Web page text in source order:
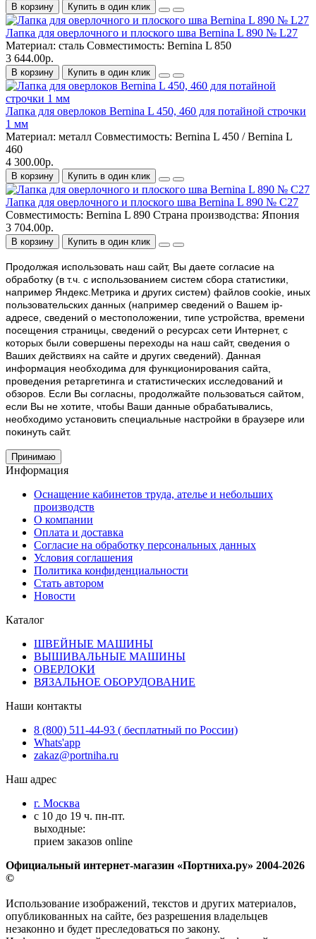
В корзину Купить в один клик
Лапка для оверлочного и плоского шва Bernina L 890 № L27
Материал: сталь Совместимость: Bernina L 850
3 644.00р.
В корзину Купить в один клик
Лапка для оверлоков Bernina L 450, 460 для потайной строчки
1 мм
Материал: металл Совместимость: Bernina L 450 / Bernina L
460
4 300.00р.
В корзину Купить в один клик
Лапка для оверлочного и плоского шва Bernina L 890 № C27
Совместимость: Bernina L 890 Страна производства: Япония
3 704.00р.
В корзину Купить в один клик
Продолжая использовать наш cайт, Вы даете согласие на
обработку (в т.ч. с использованием систем сбора статистики,
например Яндекс.Метрика и других систем) файлов cookie, иных
пользовательских данных (например сведений о Вашем ip-
адресе, сведений о местоположении, типе устройства, времени
посещения страницы, сведений о ресурсах сети Интернет, с
которых были совершены переходы на наш сайт, сведения о
Ваших действиях на сайте и других сведений). Данная
информация необходима для функционирования сайта,
проведения ретаргетинга и статистических исследований и
обзоров. Если Вы согласны, продолжайте пользоваться сайтом,
если Вы не хотите, чтобы Ваши данные обрабатывались,
необходимо установить специальные настройки в браузере или
покинуть сайт.
Принимаю
Информация
Оснащение кабинетов труда, ателье и небольших
производств
О компании
Оплата и доставка
Согласие на обработку персональных данных
Условия соглашения
Политика конфиденциальности
Стать автором
Новости
Каталог
ШВЕЙНЫЕ МАШИНЫ
ВЫШИВАЛЬНЫЕ МАШИНЫ
ОВЕРЛОКИ
ВЯЗАЛЬНОЕ ОБОРУДОВАНИЕ
Наши контакты
8 (800) 511-44-93 ( бесплатный по России)
Whats'app
zakaz@portniha.ru
Наш адрес
г. Москва
с 10 до 19 ч. пн-пт.
выходные:
прием заказов online
Официальный интернет-магазин «Портниха.ру» 2004-2026
©
Использование изображений, текстов и других материалов,
опубликованных на сайте, без разрешения владельцев
незаконно и будет преследоваться по закону.